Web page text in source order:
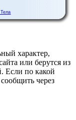
характер,
или берутся из
Если по какой
через